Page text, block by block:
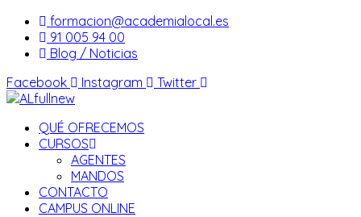
Saltar
contenido
formacion@academialocal.es
91 005 94 00
Blog / Noticias
Facebook
Instagram Twitter
QUÉ OFRECEMOS
CURSOS
AGENTES
MANDOS
CONTACTO
CAMPUS ONLINE